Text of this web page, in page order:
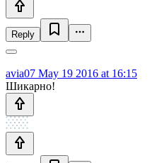
Reply
avia07 May 19 2016 at 16:15
Шикарно!